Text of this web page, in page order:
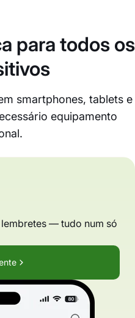
para todos os
smartphones, tablets e
equipamento
— tudo num só